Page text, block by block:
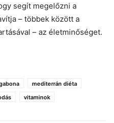
segít megelőzni a
– többek között a
– az életminőséget.
mediterrán diéta
vitaminok